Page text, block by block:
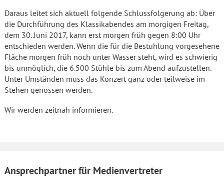
Daraus leitet sich aktuell folgende Schlussfolgerung ab: Über
die Durchführung des Klassikabendes am morgigen Freitag,
dem 30. Juni 2017, kann erst morgen früh gegen 8:00 Uhr
entschieden werden. Wenn die für die Bestuhlung vorgesehene
Fläche morgen früh noch unter Wasser steht, wird es schwierig
bis unmöglich, die 6.500 Stühle bis zum Abend aufzustellen.
Unter Umständen muss das Konzert ganz oder teilweise im
Stehen genossen werden.
Wir werden zeitnah informieren.
Ansprechpartner für Medienvertreter